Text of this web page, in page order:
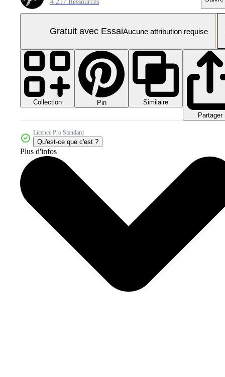
4 217 Ressources
Gratuit avec EssaiAucune attribution requise
Collection Pin
Similaire
Partager
Licence Pro Standard
Qu'est-ce que c'est ?
Plus d'infos